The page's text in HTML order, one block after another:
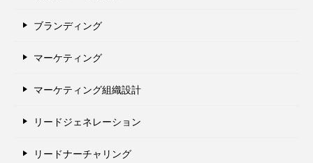
ブランディング
マーケティング
マーケティング組織設計
リードジェネレーション
リードナーチャリング